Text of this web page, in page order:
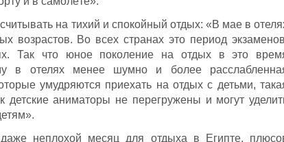
на тихий и спокойный отдых: «В мае в
возрастов. Во всех странах это период
Так что юное поколение на отдых в это
в отелях менее шумно и более
умудряются приехать на отдых с детьми,
детские аниматоры не перегружены и могут
неплохой месяц для отдыха в Египте,